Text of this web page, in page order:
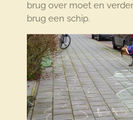
brug over moet en
brug een schip.